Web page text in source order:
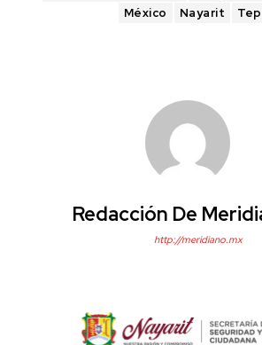
México
Nayarit
Redacción De
http://meridiano.mx